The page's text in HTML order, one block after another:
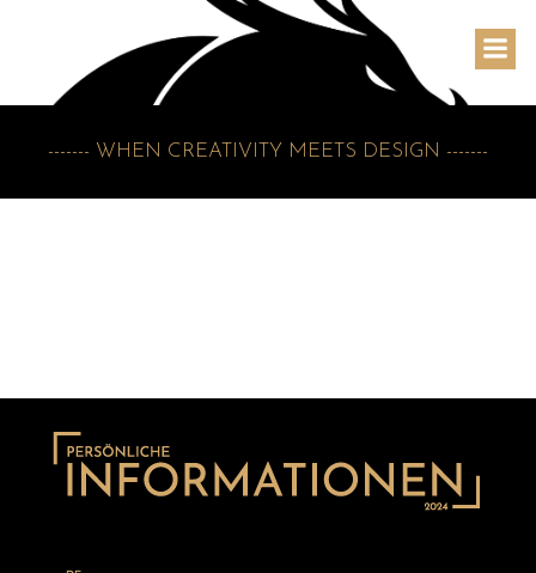
------- WHEN CREATIVITY MEETS DESIGN -------